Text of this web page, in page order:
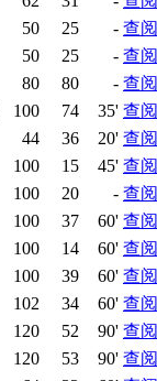
50 25 - 查阅
50 25 - 查阅
80 80 - 查阅
100 74 35' 查阅
44 36 20' 查阅
100 15 45' 查阅
100 20 - 查阅
100 37 60' 查阅
100 14 60' 查阅
100 39 60' 查阅
102 34 60' 查阅
120 52 90' 查阅
120 53 90' 查阅